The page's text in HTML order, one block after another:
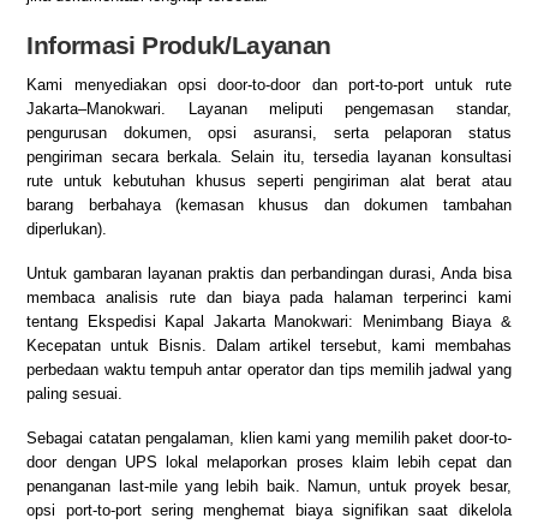
Informasi Produk/Layanan
Kami menyediakan opsi door-to-door dan port-to-port untuk rute
Jakarta–Manokwari. Layanan meliputi pengemasan standar,
pengurusan dokumen, opsi asuransi, serta pelaporan status
pengiriman secara berkala. Selain itu, tersedia layanan konsultasi
rute untuk kebutuhan khusus seperti pengiriman alat berat atau
barang berbahaya (kemasan khusus dan dokumen tambahan
diperlukan).
Untuk gambaran layanan praktis dan perbandingan durasi, Anda bisa
membaca analisis rute dan biaya pada halaman terperinci kami
tentang
Ekspedisi Kapal Jakarta Manokwari: Menimbang Biaya &
Kecepatan untuk Bisnis. Dalam artikel tersebut, kami membahas
perbedaan waktu tempuh antar operator dan tips memilih jadwal yang
paling sesuai.
Sebagai catatan pengalaman, klien kami yang memilih paket door-to-
door dengan UPS lokal melaporkan proses klaim lebih cepat dan
penanganan last-mile yang lebih baik. Namun, untuk proyek besar,
opsi port-to-port sering menghemat biaya signifikan saat dikelola